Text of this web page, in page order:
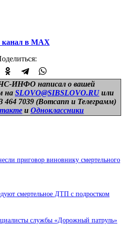
в МАХ
ИНФО написал о вашей
на SLOVO@SIBSLOVO.RU или
464 7039 (Вотсапп и Телеграмм)
и Одноклассники
приговор виновнику смертельного
смертельное ДТП с подростком
службы «Дорожный патруль»